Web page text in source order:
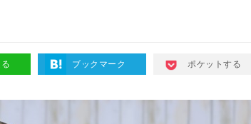
ブックマーク ポケットする